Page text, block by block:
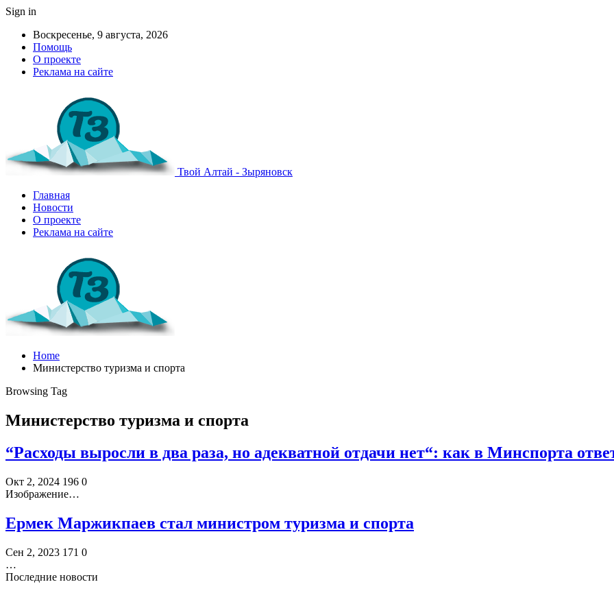
Sign in
Воскресенье, 9 августа, 2026
Помощь
О проекте
Реклама на сайте
Твой Алтай - Зыряновск
Главная
Новости
О проекте
Реклама на сайте
Home
Министерство туризма и спорта
Browsing Tag
Министерство туризма и спорта
“Расходы выросли в два раза, но адекватной отдачи нет“: как в Минспорта
Окт 2, 2024 196 0
Изображение…
Ермек Маржикпаев стал министром туризма и спорта
Сен 2, 2023 171 0
…
Последние новости